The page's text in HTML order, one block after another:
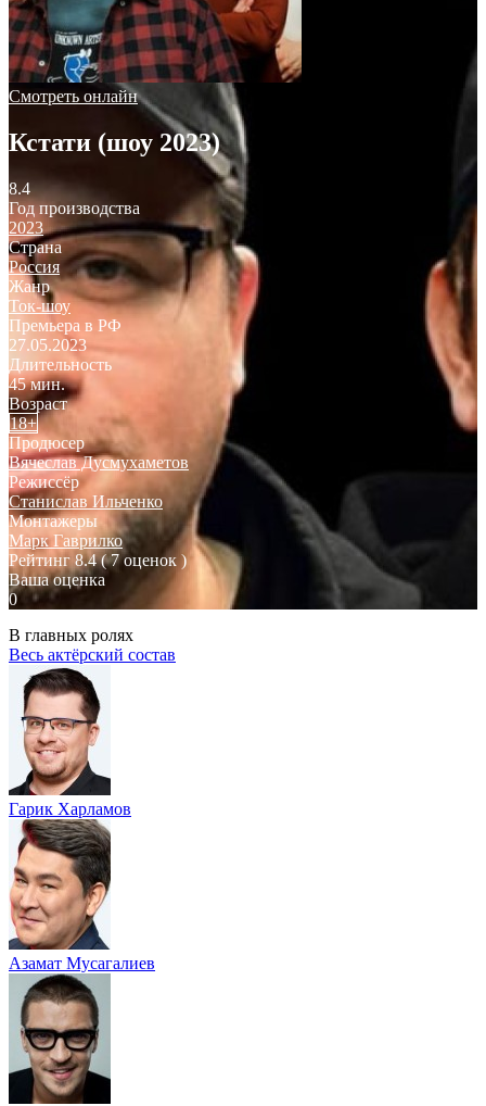
Смотреть онлайн
Кстати (шоу 2023)
8.4
Год производства
2023
Страна
Россия
Жанр
Ток-шоу
Премьера в РФ
27.05.2023
Длительность
45 мин.
Возраст
18+
Продюсер
Вячеслав Дусмухаметов
Режиссёр
Станислав Ильченко
Монтажеры
Марк Гаврилко
Рейтинг 8.4 ( 7 оценок )
Ваша оценка
0
В главных ролях
Весь актёрский состав
Гарик Харламов
Азамат Мусагалиев